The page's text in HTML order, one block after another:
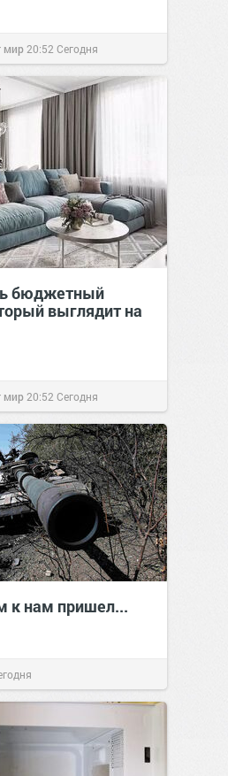
мир 20:52 Сегодня
бюджетный
выглядит на
мир 20:52 Сегодня
к нам пришел...